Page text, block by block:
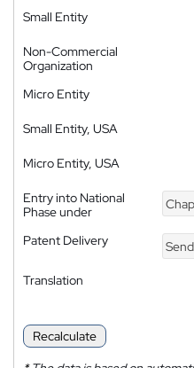
Small Entity
Non-Commercial
Organization
Micro Entity
Small Entity, USA
Micro Entity, USA
Entry into National
Phase under
Patent Delivery Send
Translation
Recalculate